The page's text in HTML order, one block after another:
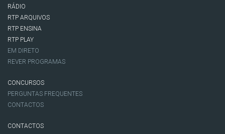
RÁDIO
RTP ARQUIVOS
RTP ENSINA
RTP PLAY
EM DIRETO
REVER PROGRAMAS
CONCURSOS
PERGUNTAS FREQUENTES
CONTACTOS
CONTACTOS